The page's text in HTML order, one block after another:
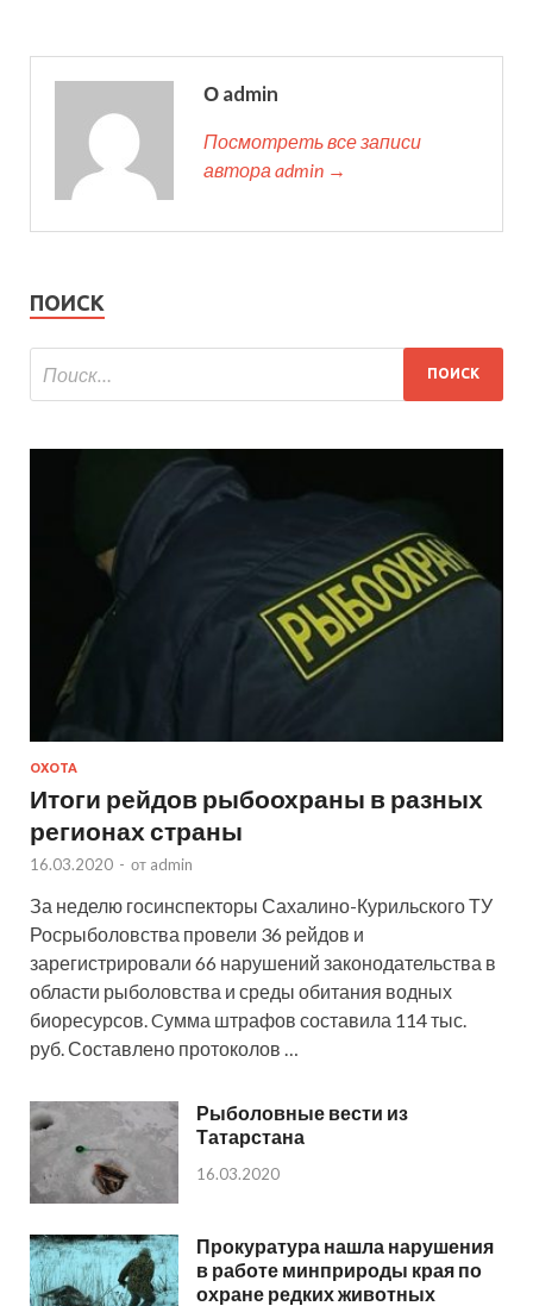
О admin
Посмотреть все записи
автора admin →
ПОИСК
ОХОТА
Итоги рейдов рыбоохраны в разных
регионах страны
16.03.2020 - от admin
За неделю госинспекторы Сахалино-Курильского ТУ
Росрыболовства провели 36 рейдов и
зарегистрировали 66 нарушений законодательства в
области рыболовства и среды обитания водных
биоресурсов. Cумма штрафов составила 114 тыс.
руб. Составлено протоколов …
Рыболовные вести из
Татарстана
16.03.2020
Прокуратура нашла нарушения
в работе минприроды края по
охране редких животных